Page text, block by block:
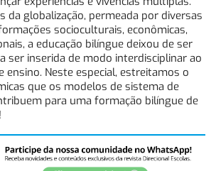
da globalização, permeada por diversas
socioculturais, econômicas,
a educação bilíngue deixou de ser
ser inserida de modo interdisciplinar ao
ensino. Neste especial, estreitamos o
que os modelos de sistema de
para uma formação bilíngue de